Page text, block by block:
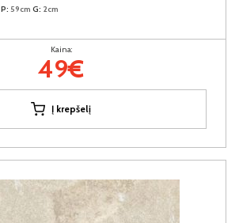
P: 59cm G: 2cm
Kaina:
49€
Į krepšelį